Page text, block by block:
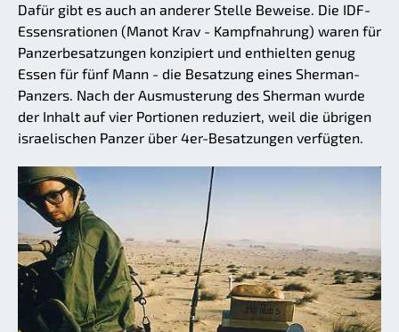
Dafür gibt es auch an anderer Stelle Beweise. Die IDF-
Essensrationen (Manot Krav - Kampfnahrung) waren für
Panzerbesatzungen konzipiert und enthielten genug
Essen für fünf Mann - die Besatzung eines Sherman-
Panzers. Nach der Ausmusterung des Sherman wurde
der Inhalt auf vier Portionen reduziert, weil die übrigen
israelischen Panzer über 4er-Besatzungen verfügten.